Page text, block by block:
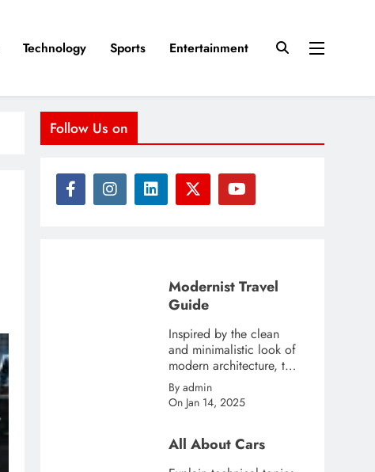
Technology Sports Entertainment
Follow Us on
Modernist Travel
Guide
Inspired by the clean
and minimalistic look of
modern architecture, this
template is great for
creating stories about
urban and city tourism.
By admin
On Jan 14, 2025
All About Cars